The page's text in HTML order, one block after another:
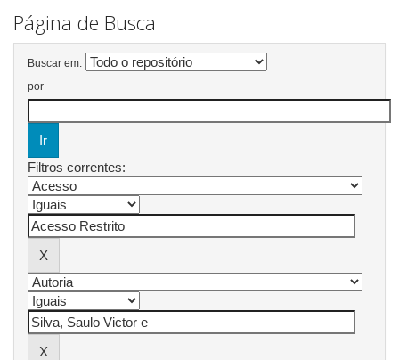
Página de Busca
Buscar em:
por
Filtros correntes: